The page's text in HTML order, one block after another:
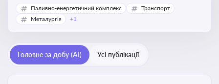
транспортування та реалізації нафти й природного
газу, що критично важливо для енергетичної безпеки,
Паливно-енергетичний комплекс
Транспорт
Металургія
+1
Головне за добу (AI) Усі публікації